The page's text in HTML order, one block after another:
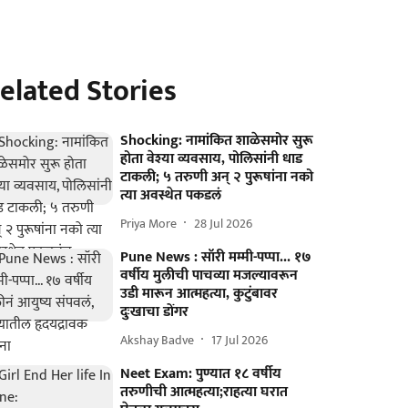
Stories
Shocking: नामांकित शाळेसमोर सुरू
होता वेश्या व्यवसाय, पोलिसांनी धाड
टाकली; ५ तरुणी अन् २ पुरूषांना नको
त्या अवस्थेत पकडलं
Priya More 28 Jul 2026
Pune News : सॉरी मम्मी-पप्पा... १७
वर्षीय मुलीची पाचव्या मजल्यावरून
उडी मारून आत्महत्या, कुटुंबावर
दुःखाचा डोंगर
Akshay Badve 17 Jul 2026
Neet Exam: पुण्यात १८ वर्षीय
तरुणीची आत्महत्या;राहत्या घरात